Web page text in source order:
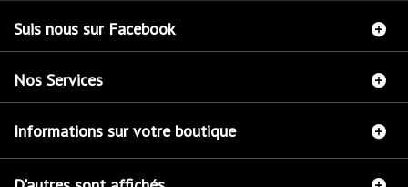
Suis nous sur Facebook
Nos Services
Informations sur votre boutique